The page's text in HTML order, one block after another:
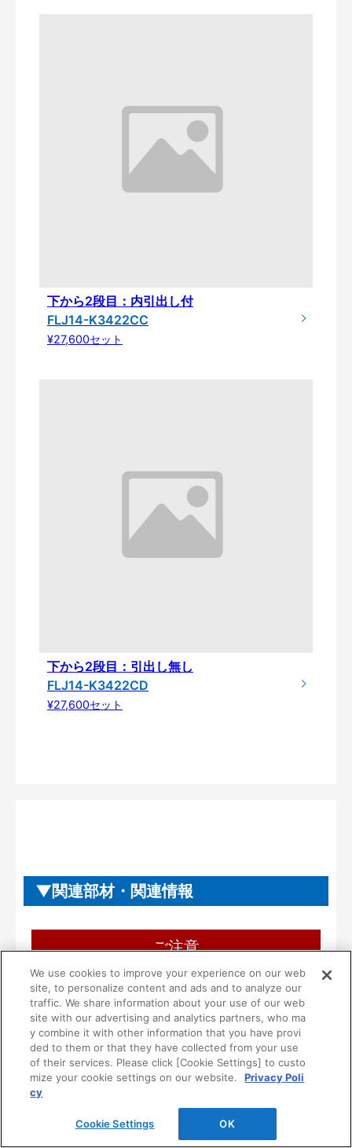
下から2段目：内引出し付
FLJ14-K3422CC
¥27,600セット
下から2段目：引出し無し
FLJ14-K3422CD
¥27,600セット
関連部材・関連情報
ご注意
ご使用にあたり、ご注意・ご理解いただき
たいこと
■本製品は一般住宅用として設計されています。
病院等の不特定多数の方が使用される場所には使
用しないでください。
■一般家庭用品を収納する製品です。ただし、次の
ような危険な物は収納しないでください。
１）油やシンナーなどの可燃物や薬品
We use cookies to improve your experience on our web
site, to personalize content and ads and to analyze our
traffic. We share information about your use of our web
site with our advertising and analytics partners, who ma
y combine it with other information that you have provi
ded to them or that they have collected from your use
of their services. Please click [Cookie Settings] to custo
mize your cookie settings on our website.
Privacy Poli
cy
Cookie Settings OK